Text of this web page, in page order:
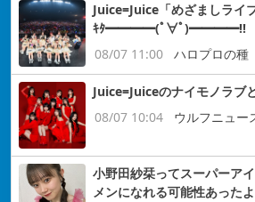
Juice=Juice「めざましライ
ｷﾀ━━━━(ﾟ∀ﾟ)━━━━!!
08/07 11:00
ハロプロの種
Juice=Juiceのナイモノラブ
08/07 10:04
ウルフニュー
小野田紗栞ってスーパーア
メンになれる可能性あった